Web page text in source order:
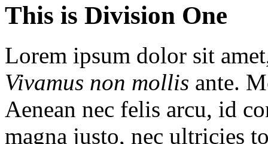
This is Division One
Lorem ipsum dolor sit
Vivamus non mollis ante.
Aenean nec felis arcu, id
magna justo, nec ultricies